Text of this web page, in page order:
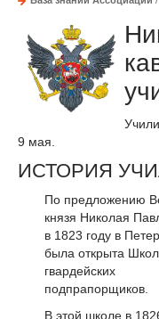
9 мая.
ИСТОРИЯ
По предложению
князя Николая
в 1823 году в
была открыта
гвардейских
подпрапорщиков.
В этой школе в